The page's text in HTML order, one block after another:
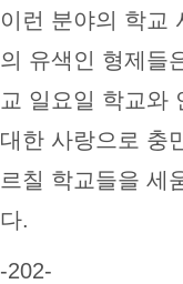
이런 분야의 학교
의 유색인 형제들
교 일요일 학교와
대한 사랑으로 충
르칠 학교들을 세
다.
-202-